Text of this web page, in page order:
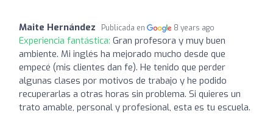
Maite Hernández Publicada en 8 years ago
Experiencia fantástica: Gran profesora y muy buen
ambiente. Mi inglés ha mejorado mucho desde que
empecé (mis clientes dan fe). He tenido que perder
algunas clases por motivos de trabajo y he podido
recuperarlas a otras horas sin problema. Si quieres un
trato amable, personal y profesional, esta es tu escuela.